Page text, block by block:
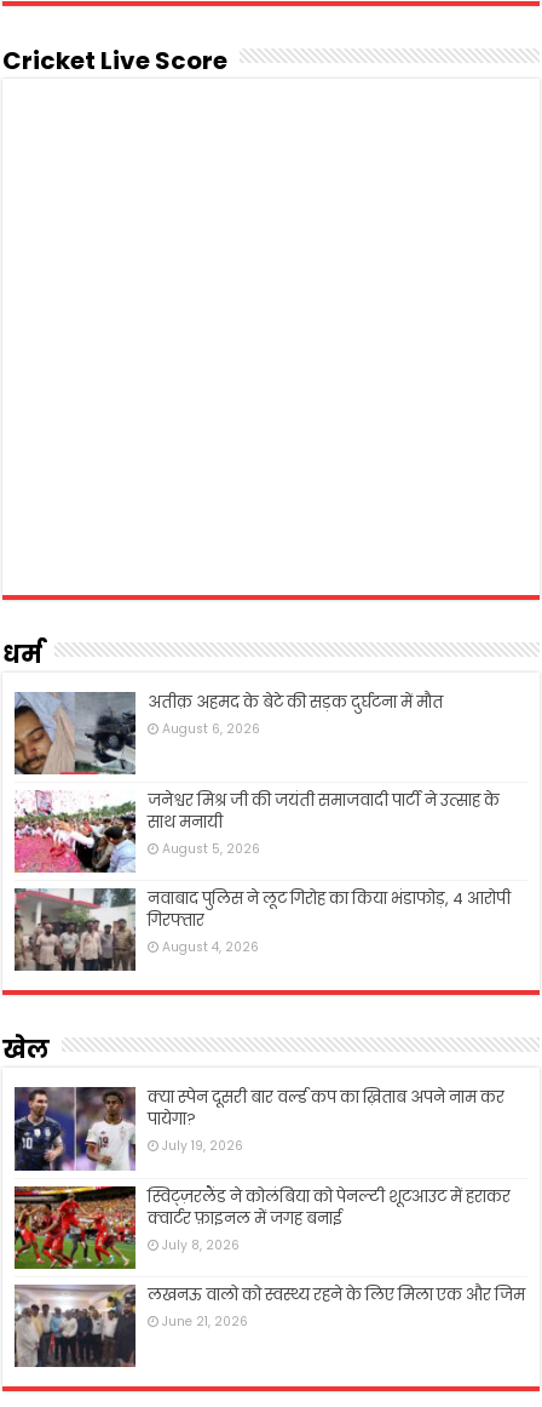
Cricket Live Score
धर्म
अतीक़ अहमद के बेटे की सड़क दुर्घटना में मौत
August 6, 2026
जनेश्वर मिश्र जी की जयंती समाजवादी पार्टी ने उत्साह के
साथ मनायी
August 5, 2026
नवाबाद पुलिस ने लूट गिरोह का किया भंडाफोड़, 4 आरोपी
गिरफ्तार
August 4, 2026
खेल
क्या स्पेन दूसरी बार वर्ल्ड कप का ख़िताब अपने नाम कर
पायेगा?
July 19, 2026
स्विट्ज़रलैंड ने कोलंबिया को पेनल्टी शूटआउट में हराकर
क्वार्टर फ़ाइनल में जगह बनाई
July 8, 2026
लखनऊ वालो को स्वस्थ्य रहने के लिए मिला एक और जिम
June 21, 2026